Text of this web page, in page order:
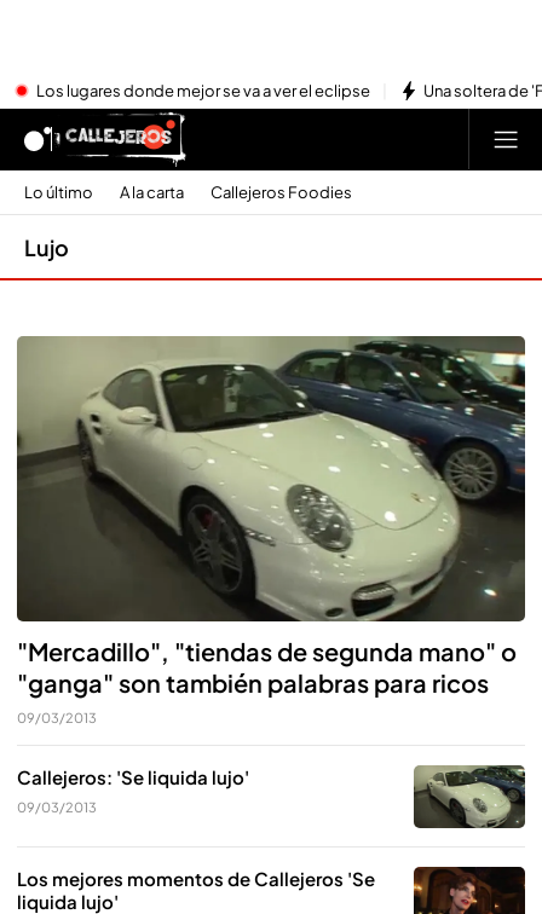
Los lugares donde mejor se va a ver el eclipse Una soltera de
Lo último A la carta Callejeros Foodies
Lujo
"Mercadillo", "tiendas de segunda mano" o
"ganga" son también palabras para ricos
09/03/2013
Callejeros: 'Se liquida lujo'
09/03/2013
Los mejores momentos de Callejeros 'Se
liquida lujo'